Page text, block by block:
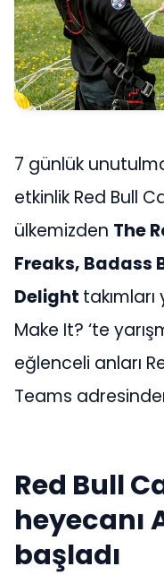
7 günlük
etkinlik Red Bull
ülkemizden The
Freaks, Badass
Delight takımları
Make It? ‘te
eğlenceli anları
Teams
Red Bull
heyecanı
başladı